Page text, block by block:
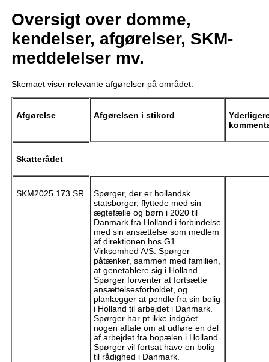
Oversigt over domme,
kendelser, afgørelser, SKM-
meddelelser mv.
Skemaet viser relevante afgørelser på området:
Afgørelse Afgørelsen i stikord
Skatterådet
SKM2025.173.SR
Spørger, der er hollandsk
statsborger, flyttede med sin
ægtefælle og børn i 2020 til
Danmark fra Holland i forbindelse
med sin ansættelse som medlem
af direktionen hos G1
Virksomhed A/S. Spørger
påtænker, sammen med familien,
at genetablere sig i Holland.
Spørger forventer at fortsætte
ansættelsesforholdet, og
planlægger at pendle fra sin bolig
i Holland til arbejdet i Danmark.
Spørger har pt ikke indgået
nogen aftale om at udføre en del
af arbejdet fra bopælen i Holland.
Spørger vil fortsat have en bolig
til rådighed i Danmark.